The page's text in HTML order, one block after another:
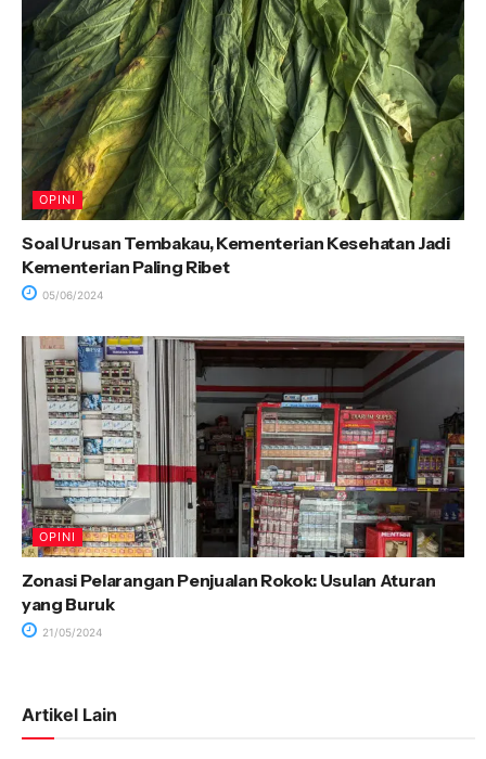
OPINI
Soal Urusan Tembakau, Kementerian Kesehatan Jadi
Kementerian Paling Ribet
05/06/2024
OPINI
Zonasi Pelarangan Penjualan Rokok: Usulan Aturan
yang Buruk
21/05/2024
Artikel Lain